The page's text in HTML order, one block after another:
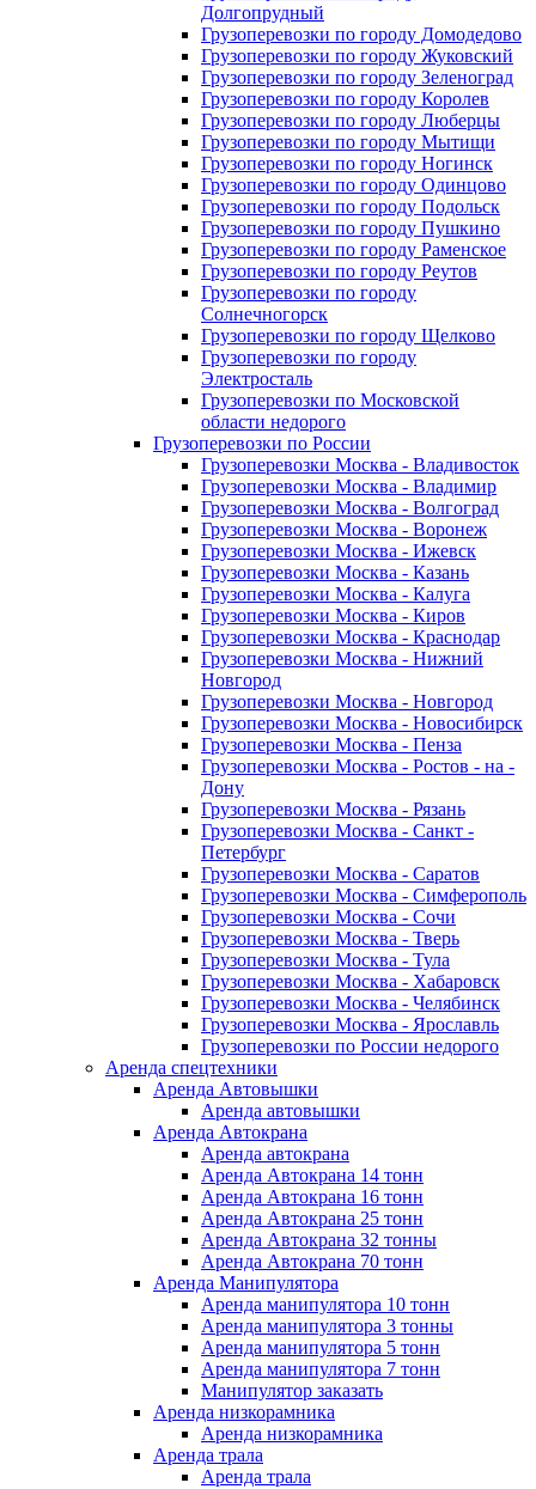
Долгопрудный
Грузоперевозки по городу Домодедово
Грузоперевозки по городу Жуковский
Грузоперевозки по городу Зеленоград
Грузоперевозки по городу Королев
Грузоперевозки по городу Люберцы
Грузоперевозки по городу Мытищи
Грузоперевозки по городу Ногинск
Грузоперевозки по городу Одинцово
Грузоперевозки по городу Подольск
Грузоперевозки по городу Пушкино
Грузоперевозки по городу Раменское
Грузоперевозки по городу Реутов
Грузоперевозки по городу
Солнечногорск
Грузоперевозки по городу Щелково
Грузоперевозки по городу
Электросталь
Грузоперевозки по Московской
области недорого
Грузоперевозки по России
Грузоперевозки Москва - Владивосток
Грузоперевозки Москва - Владимир
Грузоперевозки Москва - Волгоград
Грузоперевозки Москва - Воронеж
Грузоперевозки Москва - Ижевск
Грузоперевозки Москва - Казань
Грузоперевозки Москва - Калуга
Грузоперевозки Москва - Киров
Грузоперевозки Москва - Краснодар
Грузоперевозки Москва - Нижний
Новгород
Грузоперевозки Москва - Новгород
Грузоперевозки Москва - Новосибирск
Грузоперевозки Москва - Пенза
Грузоперевозки Москва - Ростов - на -
Дону
Грузоперевозки Москва - Рязань
Грузоперевозки Москва - Санкт -
Петербург
Грузоперевозки Москва - Саратов
Грузоперевозки Москва - Симферополь
Грузоперевозки Москва - Сочи
Грузоперевозки Москва - Тверь
Грузоперевозки Москва - Тула
Грузоперевозки Москва - Хабаровск
Грузоперевозки Москва - Челябинск
Грузоперевозки Москва - Ярославль
Грузоперевозки по России недорого
Аренда спецтехники
Аренда Автовышки
Аренда автовышки
Аренда Автокрана
Аренда автокрана
Аренда Автокрана 14 тонн
Аренда Автокрана 16 тонн
Аренда Автокрана 25 тонн
Аренда Автокрана 32 тонны
Аренда Автокрана 70 тонн
Аренда Манипулятора
Аренда манипулятора 10 тонн
Аренда манипулятора 3 тонны
Аренда манипулятора 5 тонн
Аренда манипулятора 7 тонн
Манипулятор заказать
Аренда низкорамника
Аренда низкорамника
Аренда трала
Аренда трала